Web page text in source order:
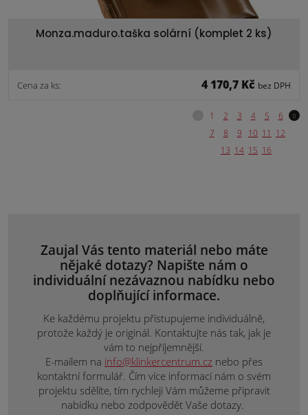
Monza.maduro.taška solární (komplet 2 ks)
Cena za ks: 4 170,7 Kč bez DPH
Zaujal Vás tento materiál nebo máte
nějaké dotazy? Napište nám o
individuální nezávaznou nabídku nebo
doplňující informace.
Ke každému projektu přistupujeme individuálně,
protože každý je originál. Kontaktujte nás tak, jak je
vám to nejpříjemnější.
E-mailem na info@klinkercentrum.cz nebo přes
kontaktní formulář. Čím více informací nám o svém
projektu sdělíte, tím rychleji Vám můžeme připravit
nabídku nebo zodpovědět Vaše dotazy.